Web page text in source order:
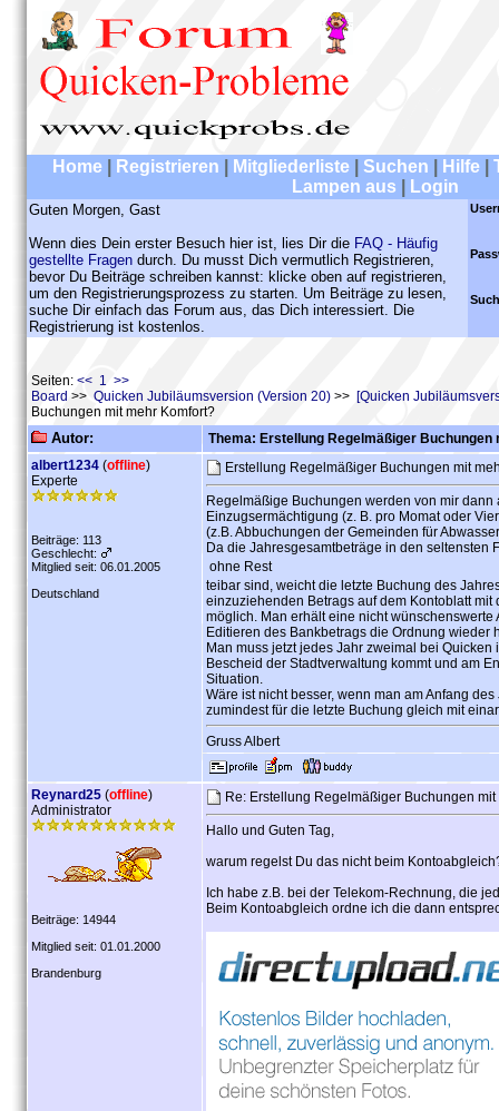
Home Registrieren Mitgliederliste Suchen Hilfe
Lampen aus
Login
Guten Morgen, Gast
Wenn dies Dein erster Besuch hier ist, lies Dir die FAQ - Häufig
gestellte Fragen durch. Du musst Dich vermutlich Registrieren,
bevor Du Beiträge schreiben kannst: klicke oben auf registrieren,
um den Registrierungsprozess zu starten. Um Beiträge zu lesen,
suche Dir einfach das Forum aus, das Dich interessiert. Die
Registrierung ist kostenlos.
Seiten: << 1 >>
Board >> Quicken Jubiläumsversion (Version 20) >> [Quicken
Buchungen mit mehr Komfort?
Autor:
Thema: Erstellung Regelmäßiger
albert1234 (offline)
Experte
Beiträge: 113
Geschlecht:
Mitglied seit: 06.01.2005
Deutschland
Erstellung Regelmäßiger Buchungen mit
Regelmäßige Buchungen werden von mir
Einzugsermächtigung (z. B. pro Momat oder
(z.B. Abbuchungen der Gemeinden für
Da die Jahresgesamtbeträge in den seltensten
ohne Rest
teibar sind, weicht die letzte Buchung des
einzuziehenden Betrags auf dem Kontoblatt
möglich. Man erhält eine nicht
Editieren des Bankbetrags die Ordnung wieder
Man muss jetzt jedes Jahr zweimal bei
Bescheid der Stadtverwaltung kommt und am
Situation.
Wäre ist nicht besser, wenn man am Anfang
zumindest für die letzte Buchung gleich mit
Gruss Albert
Reynard25 (offline)
Administrator
Beiträge: 14944
Mitglied seit: 01.01.2000
Brandenburg
Re: Erstellung Regelmäßiger Buchungen
Hallo und Guten Tag,
warum regelst Du das nicht beim
Ich habe z.B. bei der Telekom-Rechnung, die
Beim Kontoabgleich ordne ich die dann